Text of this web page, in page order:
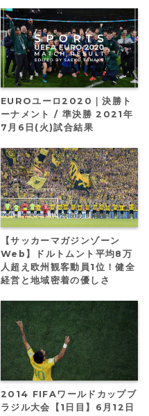
EUROユーロ2020｜決勝ト
ーナメント / 準決勝 2021年
7月6日(火)試合結果
【サッカーマガジンゾーン
Web】ドルトムント平均8万
人超え欧州観客動員1位！健全
経営と地域密着の優しさ
2014 FIFAワールドカップブ
ラジル大会【1日目】6月12日